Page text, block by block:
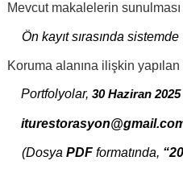
Mevcut makalelerin sunulması
Ön kayıt sırasında
Koruma alanına ilişkin
Portfolyolar, 30 Haziran
(Dosya PDFformatında,